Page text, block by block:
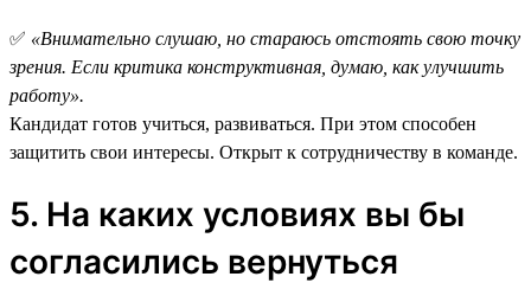
✅ «Внимательно слушаю, но стараюсь отстоять свою точку
зрения. Если критика конструктивная, думаю, как улучшить
работу».
Кандидат готов учиться, развиваться. При этом способен
защитить свои интересы. Открыт к сотрудничеству в команде.
5. На каких условиях вы бы
согласились вернуться